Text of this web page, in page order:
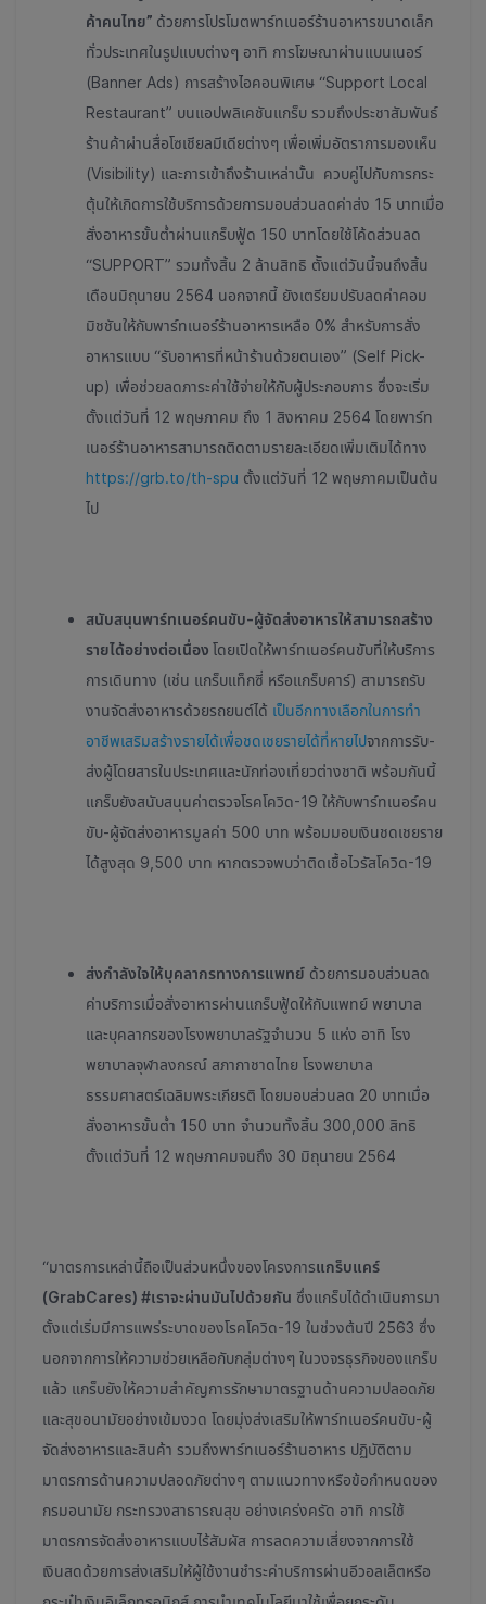
ค้าคนไทย” ด้วยการโปรโมตพาร์ทเนอร์ร้านอาหารขนาดเล็ก
ทั่วประเทศในรูปแบบต่างๆ อาทิ การโฆษณาผ่านแบนเนอร์
(Banner Ads) การสร้างไอคอนพิเศษ “Support Local
Restaurant” บนแอปพลิเคชันแกร็บ รวมถึงประชาสัมพันธ์
ร้านค้าผ่านสื่อโซเชียลมีเดียต่างๆ เพื่อเพิ่มอัตราการมองเห็น
(Visibility) และการเข้าถึงร้านเหล่านั้น ควบคู่ไปกับการกระ
ตุ้นให้เกิดการใช้บริการด้วยการมอบส่วนลดค่าส่ง 15 บาทเมื่อ
สั่งอาหารขั้นต่ำผ่านแกร็บฟู้ด 150 บาทโดยใช้โค้ดส่วนลด
“SUPPORT” รวมทั้งสิ้น 2 ล้านสิทธิ ตัังแต่วันนี้จนถึงสิ้น
เดือนมิถุนายน 2564 นอกจากนี้ ยังเตรียมปรับลดค่าคอม
มิชชันให้กับพาร์ทเนอร์ร้านอาหารเหลือ 0% สำหรับการสั่ง
อาหารแบบ “รับอาหารที่หน้าร้านด้วยตนเอง” (Self Pick-
up) เพื่อช่วยลดภาระค่าใช้จ่ายให้กับผู้ประกอบการ ซึ่งจะเริ่ม
ตั้งแต่วันที่ 12 พฤษภาคม ถึง 1 สิงหาคม 2564 โดยพาร์ท
เนอร์ร้านอาหารสามารถติดตามรายละเอียดเพิ่มเติมได้ทาง
https://grb.to/th-spu ตั้งแต่วันที่ 12 พฤษภาคมเป็นต้น
ไป
สนับสนุนพาร์ทเนอร์คนขับ-ผู้จัดส่งอาหารให้สามารถสร้าง
รายได้อย่างต่อเนื่อง โดยเปิดให้พาร์ทเนอร์คนขับที่ให้บริการ
การเดินทาง (เช่น แกร็บแท็กซี่ หรือแกร็บคาร์) สามารถรับ
งานจัดส่งอาหารด้วยรถยนต์ได้ เป็นอีกทางเลือกในการทำ
อาชีพเสริมสร้างรายได้เพื่อชดเชยรายได้ที่หายไปจากการรับ-
ส่งผู้โดยสารในประเทศและนักท่องเที่ยวต่างชาติ พร้อมกันนี้
แกร็บยังสนับสนุนค่าตรวจโรคโควิด-19 ให้กับพาร์ทเนอร์คน
ขับ-ผู้จัดส่งอาหารมูลค่า 500 บาท พร้อมมอบเงินชดเชยราย
ได้สูงสุด 9,500 บาท หากตรวจพบว่าติดเชื้อไวรัสโควิด-19
ส่งกำลังใจให้บุคลากรทางการแพทย์ ด้วยการมอบส่วนลด
ค่าบริการเมื่อสั่งอาหารผ่านแกร็บฟู้ดให้กับแพทย์ พยาบาล
และบุคลากรของโรงพยาบาลรัฐจำนวน 5 แห่ง อาทิ โรง
พยาบาลจุฬาลงกรณ์ สภากาชาดไทย โรงพยาบาล
ธรรมศาสตร์เฉลิมพระเกียรติ โดยมอบส่วนลด 20 บาทเมื่อ
สั่งอาหารขั้นต่ำ 150 บาท จำนวนทั้งสิ้น 300,000 สิทธิ
ตั้งแต่วันที่ 12 พฤษภาคมจนถึง 30 มิถุนายน 2564
“มาตรการเหล่านี้ถือเป็นส่วนหนึ่งของโครงการแกร็บแคร์
(GrabCares) #เราจะผ่านมันไปด้วยกัน ซึ่งแกร็บได้ดำเนินการมา
ตั้งแต่เริ่มมีการแพร่ระบาดของโรคโควิด-19 ในช่วงต้นปี 2563 ซึ่ง
นอกจากการให้ความช่วยเหลือกับกลุ่มต่างๆ ในวงจรธุรกิจของแกร็บ
แล้ว แกร็บยังให้ความสำคัญการรักษามาตรฐานด้านความปลอดภัย
และสุขอนามัยอย่างเข้มงวด โดยมุ่งส่งเสริมให้พาร์ทเนอร์คนขับ-ผู้
จัดส่งอาหารและสินค้า รวมถึงพาร์ทเนอร์ร้านอาหาร ปฏิบัติตาม
มาตรการด้านความปลอดภัยต่างๆ ตามแนวทางหรือข้อกำหนดของ
กรมอนามัย กระทรวงสาธารณสุข อย่างเคร่งครัด อาทิ การใช้
มาตรการจัดส่งอาหารแบบไร้สัมผัส การลดความเสี่ยงจากการใช้
เงินสดด้วยการส่งเสริมให้ผู้ใช้งานชำระค่าบริการผ่านอีวอลเล็ตหรือ